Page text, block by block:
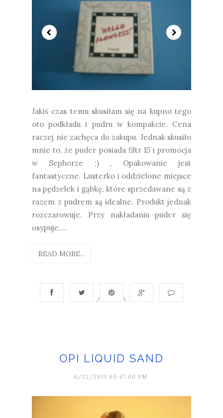
Jakiś czas temu skusiłam się na kupno tego
oto podkładu i pudru w kompakcie. Cena
raczej nie zachęca do zakupu. Jednak skusiło
mnie to, że puder posiada filtr 15 i promocja
w Sephorze ;) , Opakowanie jest
fantastyczne. Lusterko i oddzielone miejsce
na pędzelek i gąbkę, które sprzedawane są z
razem z pudrem są idealne. Produkt jednak
rozczarowuje. Przy nakładaniu puder się
osypuje....
READ MORE...
OPI LIQUID SAND
8/22/2013 09:47:00 PM